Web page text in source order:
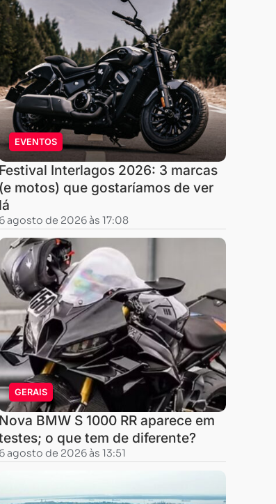
EVENTOS
Festival Interlagos 2026: 3 marcas
(e motos) que gostaríamos de ver
lá
6 agosto de 2026 às 17:08
GERAIS
Nova BMW S 1000 RR aparece em
o que tem de diferente?
6 agosto de 2026 às 13:51